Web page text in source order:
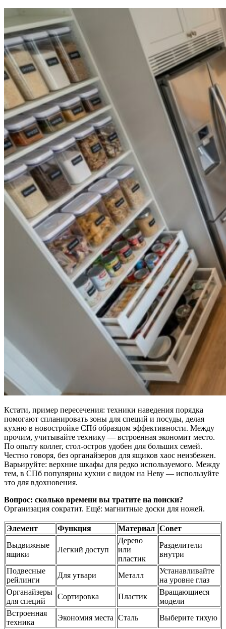
Кстати, пример пересечения: техники наведения порядка
помогают спланировать зоны для специй и посуды, делая
кухню в новостройке СПб образцом эффективности. Между
прочим, учитывайте технику — встроенная экономит место.
По опыту коллег, стол-остров удобен для больших семей.
Честно говоря, без органайзеров для ящиков хаос неизбежен.
Варьируйте: верхние шкафы для редко используемого. Между
тем, в СПб популярны кухни с видом на Неву — используйте
это для вдохновения.
Вопрос: сколько времени вы тратите на поиски?
Организация сократит. Ещё: магнитные доски для ножей.
Элемент Функция Материал Совет
Выдвижные
ящики
Легкий доступ
Дерево
или
пластик
Разделители
внутри
Подвесные
рейлинги
Для утвари Металл
Устанавливайте
на уровне глаз
Органайзеры
для специй
Сортировка Пластик
Вращающиеся
модели
Встроенная
техника
Экономия места Сталь Выберите тихую